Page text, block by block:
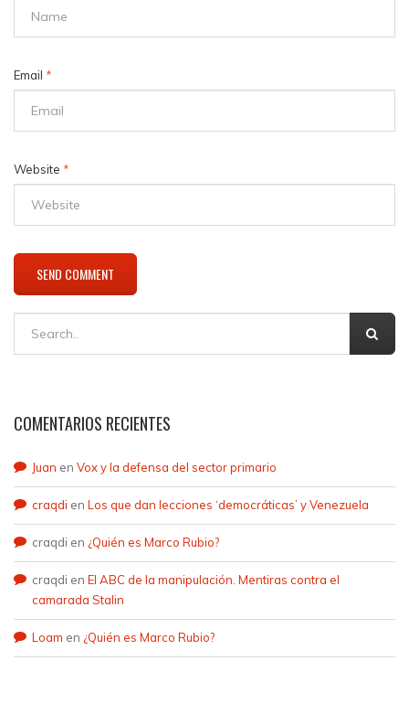
Email *
Website *
COMENTARIOS RECIENTES
Juan en Vox y la defensa del sector primario
craqdi en Los que dan lecciones ‘democráticas’ y Venezuela
craqdi en ¿Quién es Marco Rubio?
craqdi en El ABC de la manipulación. Mentiras contra el
camarada Stalin
Loam en ¿Quién es Marco Rubio?